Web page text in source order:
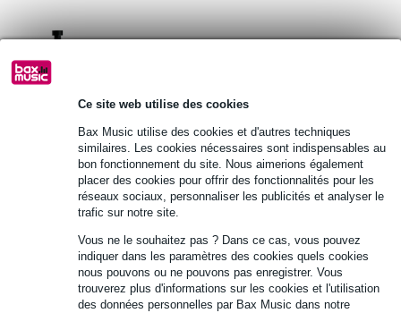
Ce site web utilise des cookies
Bax Music utilise des cookies et d'autres techniques
similaires. Les cookies nécessaires sont indispensables au
bon fonctionnement du site. Nous aimerions également
placer des cookies pour offrir des fonctionnalités pour les
réseaux sociaux, personnaliser les publicités et analyser le
trafic sur notre site.
Vous ne le souhaitez pas ? Dans ce cas, vous pouvez
indiquer dans les paramètres des cookies quels cookies
nous pouvons ou ne pouvons pas enregistrer. Vous
trouverez plus d'informations sur les cookies et l'utilisation
des données personnelles par Bax Music dans notre
🔥HOT & NEW
350 €
En stock
Ajouter au panier
Shure MVX2U G2 Interface XLR vers USB
158 €